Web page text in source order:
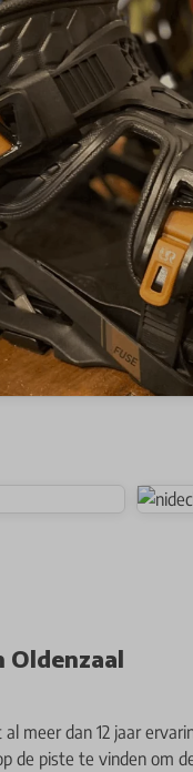
Oldenzaal
meer dan 12 jaar
de piste te vinden om